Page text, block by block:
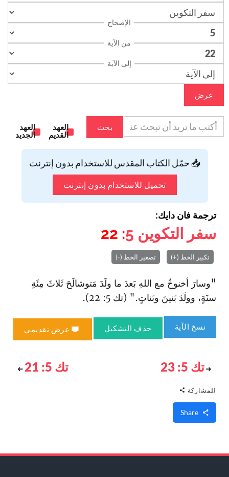
الإصحاح
من الآية
إلى الآية
عرض
بحث
العهد
القديم
العهد
الجديد
📥 حمّل الكتاب المقدس للاستخدام بدون إنترنت
تحميل للاستخدام بدون إنترنت
ترجمة فان دايك:
سفر التكوين 5
: 22
تكبير الخط (+) تصغير الخط (-)
"وسارَ أخنوخُ مع اللهِ بَعدَ ما ولَدَ مَتوشالَحَ ثَلاثَ مِئَةِ
سنَةٍ، وولَدَ بَنينَ وبَناتٍ." (تك 5: 22).
نسخ الآية حذف التشكيل عرض تقديمي
تك 5: 23 تك 5: 21
للمشاركة